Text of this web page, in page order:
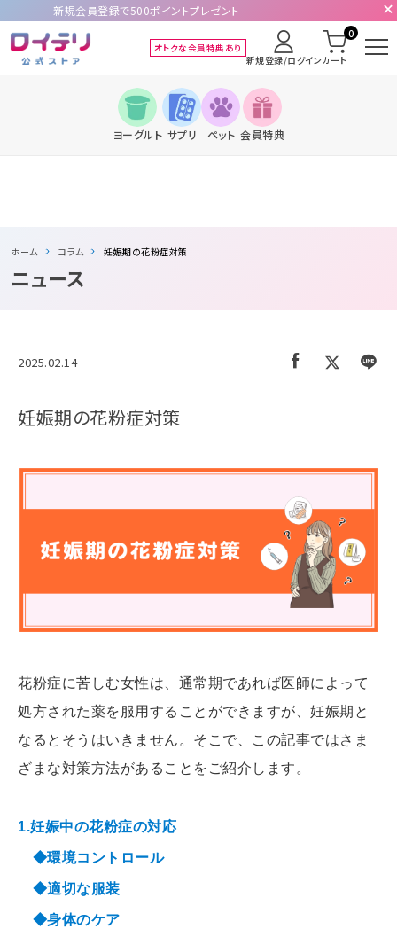
新規会員登録で500ポイントプレゼント
オトクな会員特典あり
新規登録/ログインカート
0
ヨーグルト サプリ ペット 会員特典
ホーム コラム 妊娠期の花粉症対策
ニュース
2025.02.14
妊娠期の花粉症対策
花粉症に苦しむ女性は、通常期であれば医師によって
処方された薬を服用することができますが、妊娠期と
なるとそうはいきません。そこで、この記事ではさま
ざまな対策方法があることをご紹介します。
1.妊娠中の花粉症の対応
◆環境コントロール
◆適切な服装
◆身体のケア